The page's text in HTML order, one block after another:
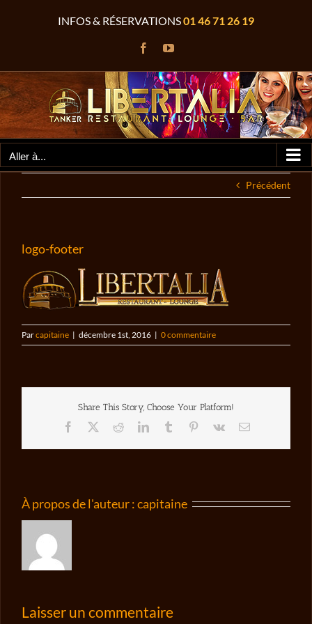
INFOS & RÉSERVATIONS01 46 71 26 19
FacebookYouTube
Aller à...
Précédent
logo-footer
Parcapitaine | décembre 1st, 2016 | 0 commentaire
Share This Story, Choose Your Platform!
Facebook RedditLinkedInTumblr Pinterest
Vk Email
À propos de l'auteur :capitaine
Laisser un commentaire